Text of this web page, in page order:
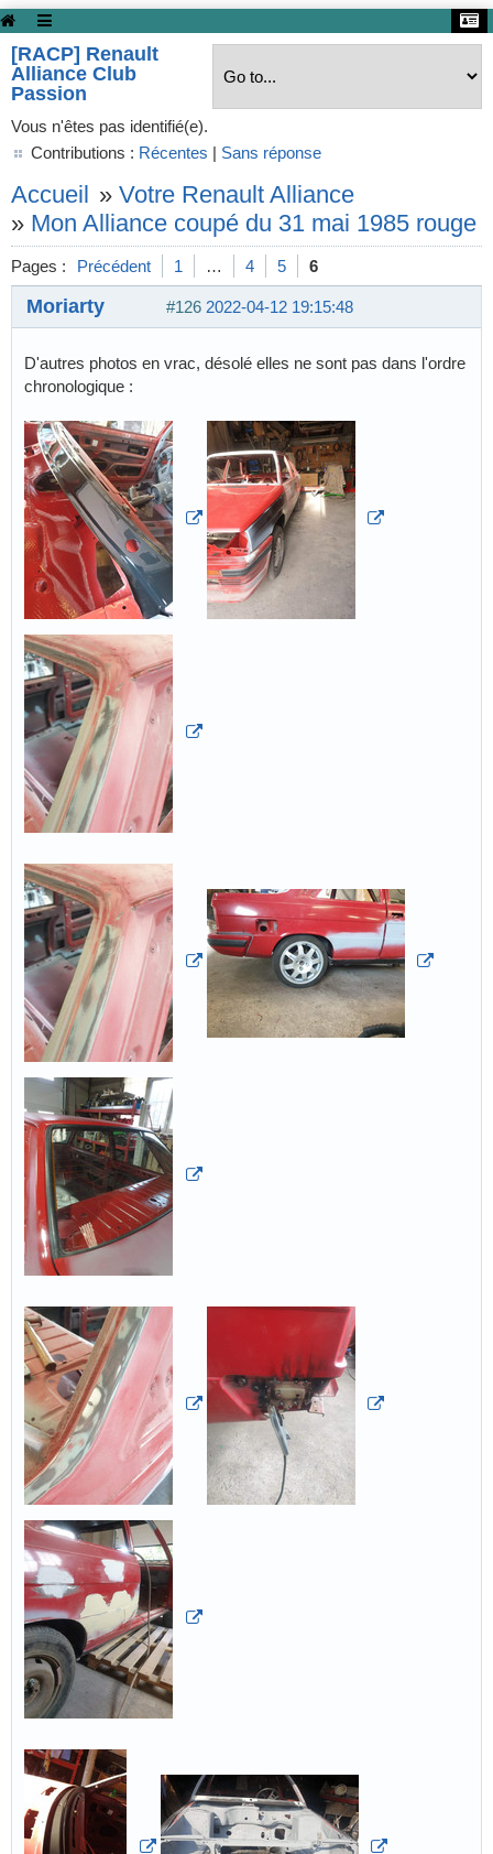
[RACP] Renault
Alliance Club
Passion
Vous n'êtes pas identifié(e).
Contributions : Récentes | Sans réponse
Accueil » Votre Renault Alliance
» Mon Alliance coupé du 31 mai 1985 rouge
Pages : Précédent 1 … 4 5 6
#126 2022-04-12 19:15:48
Moriarty
D'autres photos en vrac, désolé elles ne sont pas dans l'ordre
chronologique :